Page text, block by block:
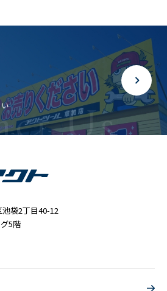
Us
袋2丁目40-12
5階